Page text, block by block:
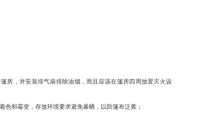
房，并安装排气扇排除油烟，而且应该在篷房四周放置灭火设
和霉变，存放环境要求避免暴晒，以防篷布泛黄；